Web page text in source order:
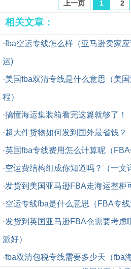
上一页 1 2
相关文章：
·fba空运专线怎么样（亚马逊卖家
运)
·美国fba双清专线是什么意思（美
程）
·搞懂海运集装箱看完这篇就够了！
·超大件货物如何发到国外最省钱？
·英国fba专线费用怎么计算呢（FBA
·空运费结构组成你知道吗？（一文
·发货到美国亚马逊FBA走海运整柜
·空运专线fba是什么意思（FBA专线
·发货到英国亚马逊FBA仓需要考虑
派好）
·fba双清包税专线需要多少天（fba